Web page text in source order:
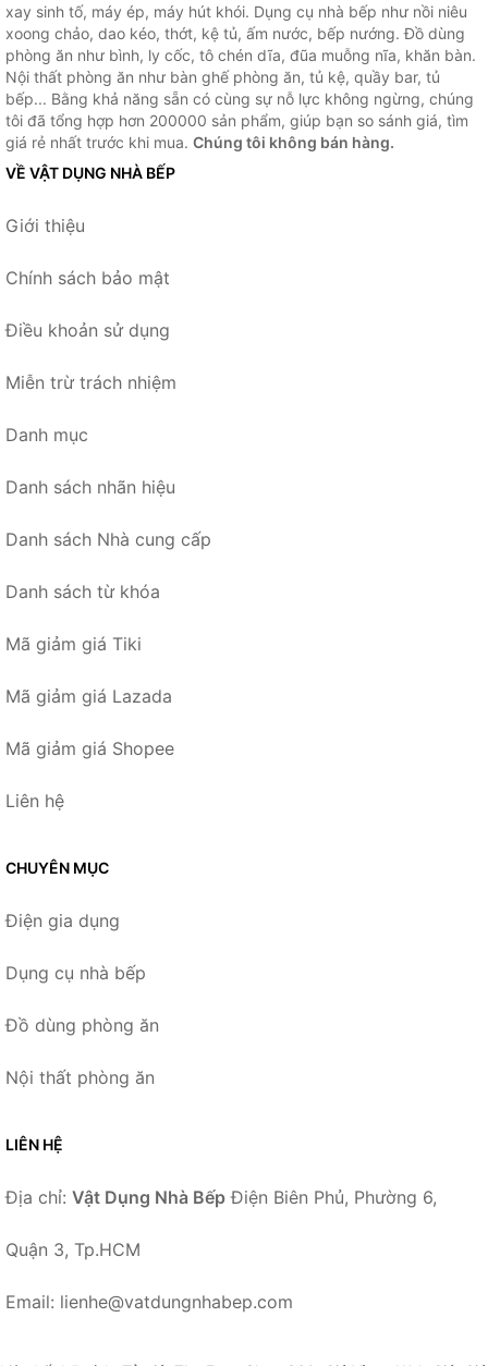
xay sinh tố, máy ép, máy hút khói. Dụng cụ nhà bếp như nồi niêu
xoong chảo, dao kéo, thớt, kệ tủ, ấm nước, bếp nướng. Đồ dùng
phòng ăn như bình, ly cốc, tô chén dĩa, đũa muỗng nĩa, khăn bàn.
Nội thất phòng ăn như bàn ghế phòng ăn, tủ kệ, quầy bar, tủ
bếp... Bằng khả năng sẵn có cùng sự nỗ lực không ngừng, chúng
tôi đã tổng hợp hơn 200000 sản phẩm, giúp bạn so sánh giá, tìm
giá rẻ nhất trước khi mua. Chúng tôi không bán hàng.
VỀ VẬT DỤNG NHÀ BẾP
Giới thiệu
Chính sách bảo mật
Điều khoản sử dụng
Miễn trừ trách nhiệm
Danh mục
Danh sách nhãn hiệu
Danh sách Nhà cung cấp
Danh sách từ khóa
Mã giảm giá Tiki
Mã giảm giá Lazada
Mã giảm giá Shopee
Liên hệ
CHUYÊN MỤC
Điện gia dụng
Dụng cụ nhà bếp
Đồ dùng phòng ăn
Nội thất phòng ăn
LIÊN HỆ
Địa chỉ: Vật Dụng Nhà Bếp Điện Biên Phủ, Phường 6,
Quận 3, Tp.HCM
Email: lienhe@vatdungnhabep.com